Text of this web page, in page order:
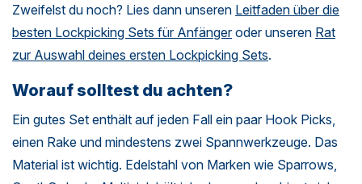
Zweifelst du noch? Lies dann unseren Leitfaden über die
besten Lockpicking Sets für Anfängeroder unseren Rat
zur Auswahl deines ersten Lockpicking Sets.
Worauf solltest du achten?
Ein gutes Set enthält auf jeden Fall ein paar Hook Picks,
einen Rake und mindestens zwei Spannwerkzeuge. Das
Material ist wichtig. Edelstahl von Marken wie Sparrows,